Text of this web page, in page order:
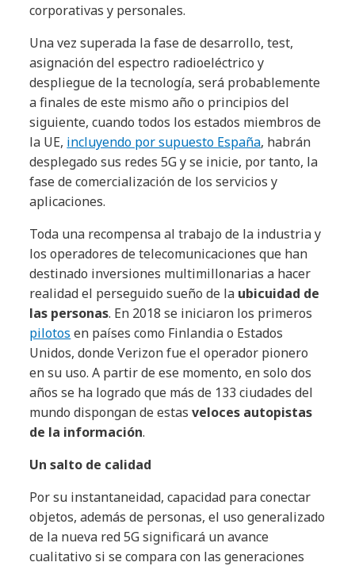
corporativas y personales.
Una vez superada la fase de desarrollo, test,
asignación del espectro radioeléctrico y
despliegue de la tecnología, será probablemente
a finales de este mismo año o principios del
siguiente, cuando todos los estados miembros de
la UE, incluyendo por supuesto España, habrán
desplegado sus redes 5G y se inicie, por tanto, la
fase de comercialización de los servicios y
aplicaciones.
Toda una recompensa al trabajo de la industria y
los operadores de telecomunicaciones que han
destinado inversiones multimillonarias a hacer
realidad el perseguido sueño de la ubicuidad de
las personas. En 2018 se iniciaron los primeros
pilotos en países como Finlandia o Estados
Unidos, donde Verizon fue el operador pionero
en su uso. A partir de ese momento, en solo dos
años se ha logrado que más de 133 ciudades del
mundo dispongan de estasveloces autopistas
de la información.
Un salto de calidad
Por su instantaneidad, capacidad para conectar
objetos, además de personas, el uso generalizado
de la nueva red 5G significará un avance
cualitativo si se compara con las generaciones